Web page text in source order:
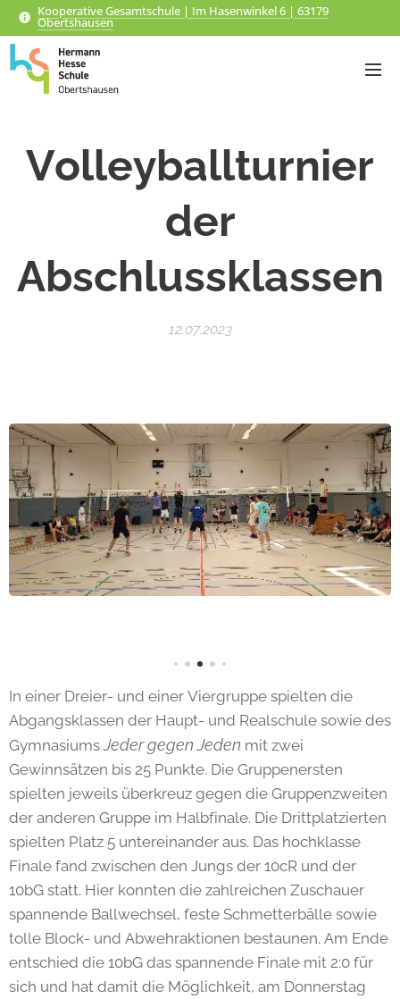
Kooperative Gesamtschule | Im Hasenwinkel 6 | 63179
Obertshausen
Volleyballturnier
der
Abschlussklassen
12.07.2023
In einer Dreier- und einer Viergruppe spielten die
Abgangsklassen der Haupt- und Realschule sowie des
GymnasiumsJeder gegen Jeden mit zwei
Gewinnsätzen bis 25 Punkte. Die Gruppenersten
spielten jeweils überkreuz gegen die Gruppenzweiten
der anderen Gruppe im Halbfinale. Die Drittplatzierten
spielten Platz 5 untereinander aus. Das hochklasse
Finale fand zwischen den Jungs der 10cR und der
10bG statt. Hier konnten die zahlreichen Zuschauer
spannende Ballwechsel, feste Schmetterbälle sowie
tolle Block- und Abwehraktionen bestaunen. Am Ende
entschied die 10bG das spannende Finale mit 2:0 für
sich und hat damit die Möglichkeit, am Donnerstag